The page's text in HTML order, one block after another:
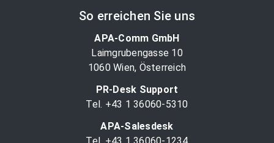
So erreichen Sie uns
APA-Comm GmbH
Laimgrubengasse 10
1060 Wien, Österreich
PR-Desk Support
Tel. +43 1 36060-5310
APA-Salesdesk